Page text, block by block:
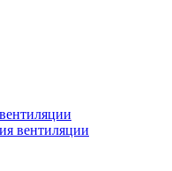
вентиляции